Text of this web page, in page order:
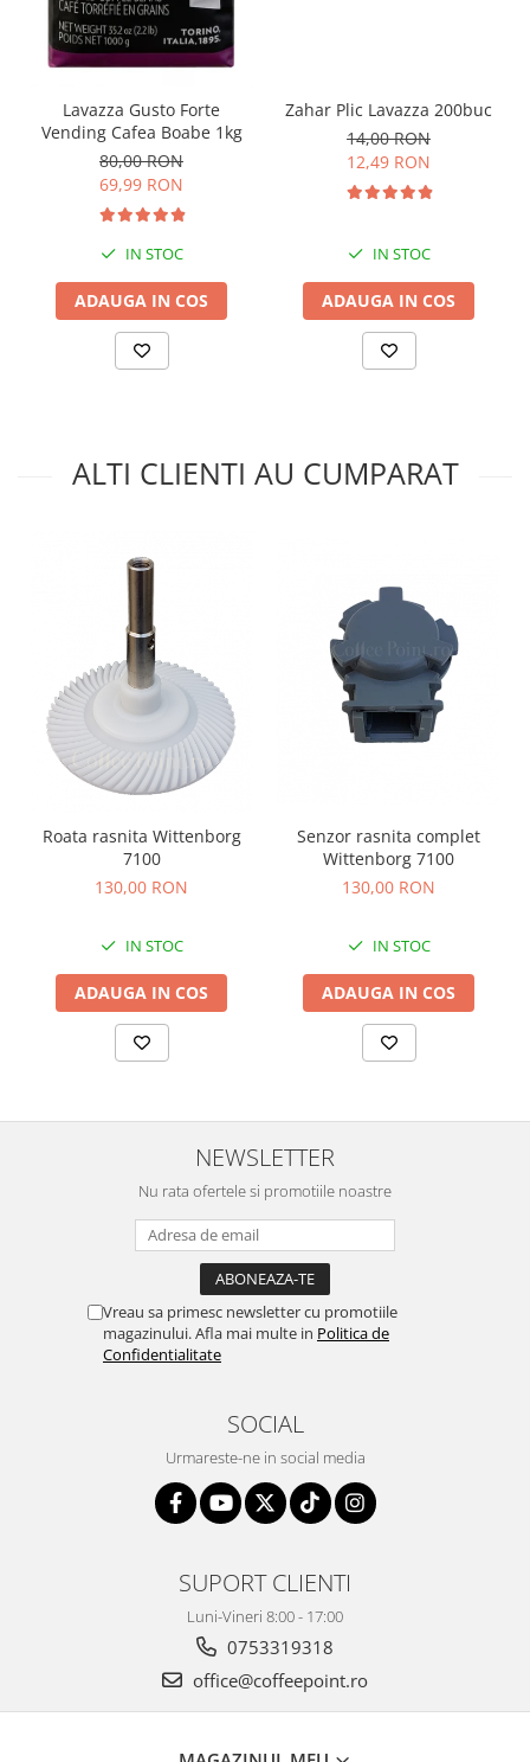
Lavazza Gusto Forte
Vending Cafea Boabe 1kg
80,00 RON
69,99 RON
IN STOC
ADAUGA IN COS
Zahar Plic Lavazza 200buc
14,00 RON
12,49 RON
IN STOC
ADAUGA IN COS
ALTI CLIENTI AU CUMPARAT
Roata rasnita Wittenborg
7100
130,00 RON
IN STOC
ADAUGA IN COS
Senzor rasnita complet
Wittenborg 7100
130,00 RON
IN STOC
ADAUGA IN COS
NEWSLETTER
Nu rata ofertele si promotiile noastre
Vreau sa primesc newsletter cu promotiile
magazinului. Afla mai multe in Politica de
Confidentialitate
SOCIAL
Urmareste-ne in social media
SUPORT CLIENTI
Luni-Vineri 8:00 - 17:00
0753319318
office@coffeepoint.ro